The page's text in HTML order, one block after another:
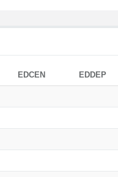
EDCEN EDDEP